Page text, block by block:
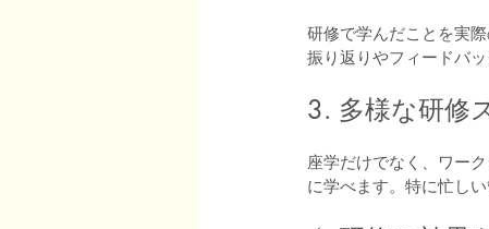
研修で学んだことを実
振り返りやフィードバ
3. 多様な研修
座学だけでなく、ワー
に学べます。特に忙し